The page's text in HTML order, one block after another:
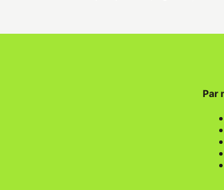
Par